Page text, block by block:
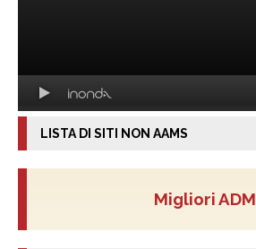
LISTA DI SITI NON AAMS
Migliori ADM